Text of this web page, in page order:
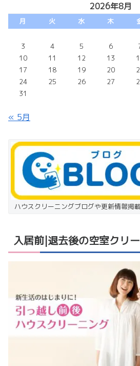
2026年8月
月 火 水 木
3
4 5 6
10
11 12 13
17
18 19 20
24
25 26 27
31
« 5月
ハウスクリーニングブログや更新情報掲
入居前|退去後の空室クリ